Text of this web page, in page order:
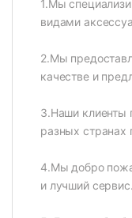
1.Мы
видами
2.Мы
качестве и
3.Наши клиенты
разных
4.Мы добро
и лучший сервис.